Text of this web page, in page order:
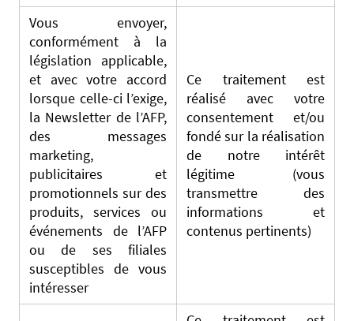
Vous envoyer,
conformément à la
législation applicable,
et avec votre accord
lorsque celle-ci l’exige,
la Newsletter de l’AFP,
des messages
marketing,
publicitaires et
promotionnels sur des
produits, services ou
événements de l’AFP
ou de ses filiales
susceptibles de vous
intéresser
Ce traitement est
réalisé avec votre
consentement et/ou
fondé sur la réalisation
de notre intérêt
légitime (vous
transmettre des
informations et
contenus pertinents)